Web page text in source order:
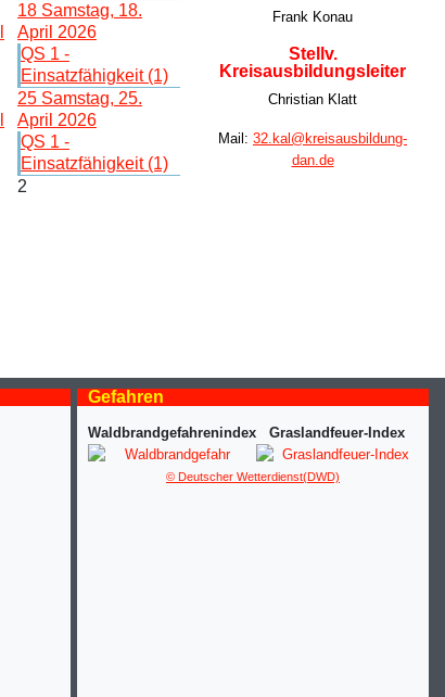
18 Samstag, 18.
April 2026
QS 1 -
Einsatzfähigkeit (1)
25 Samstag, 25.
April 2026
QS 1 -
Einsatzfähigkeit (1)
2
Frank Konau
Stellv.
Kreisausbildungsleiter
Christian Klatt
Mail: 32.kal@kreisausbildung-
dan.de
Gefahren
Waldbrandgefahrenindex Graslandfeuer-Index
© Deutscher Wetterdienst(DWD)